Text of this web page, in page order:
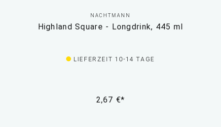
NACHTMANN
Highland Square - Longdrink, 445 ml
LIEFERZEIT 10-14 TAGE
2,67 €*